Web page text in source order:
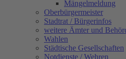
Mängelmeldung
Oberbürgermeister
Stadtrat / Bürgerinfos
weitere Ämter und
Wahlen
Städtische Gesellschaften
Notdienste / Wehren